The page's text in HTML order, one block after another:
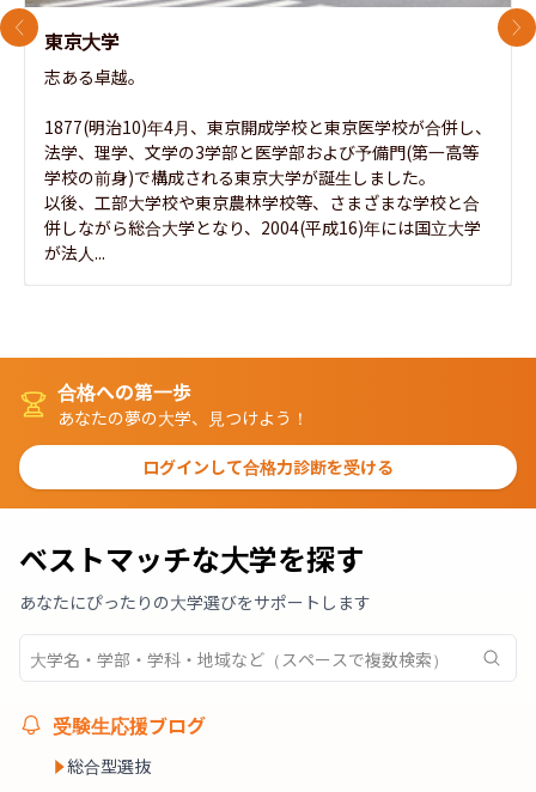
東京大学
志ある卓越。
1877(明治10)年4月、東京開成学校と東京医学校が合併し、
法学、理学、文学の3学部と医学部および予備門(第一高等
学校の前身)で構成される東京大学が誕生しました。
以後、工部大学校や東京農林学校等、さまざまな学校と合
併しながら総合大学となり、2004(平成16)年には国立大学
が法人...
前のスライド 次
合格への第一歩
あなたの夢の大学、見つけよう！
ログインして合格力診断を受ける
ベストマッチな大学を探す
あなたにぴったりの大学選びをサポートします
受験生応援ブログ
総合型選抜